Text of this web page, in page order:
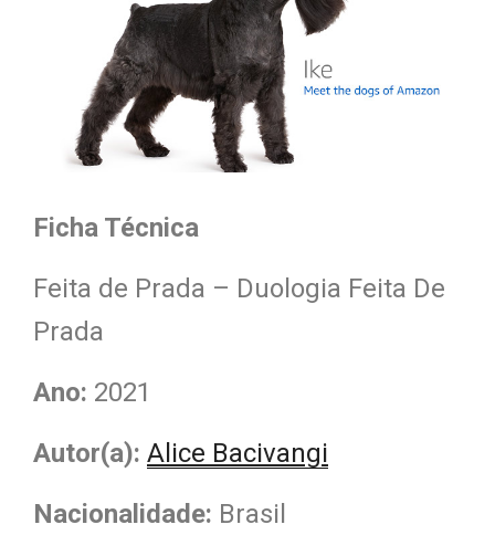
Ficha Técnica
Feita de Prada – Duologia Feita De
Prada
Ano: 2021
Autor(a): Alice Bacivangi
Nacionalidade: Brasil